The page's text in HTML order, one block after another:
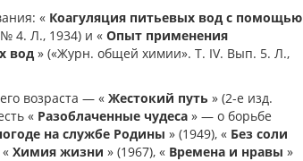
« Коагуляция питьевых вод с помощью
4. Л., 1934) и « Опыт применения
вод » («Журн. общей химии». Т. IV. Вып. 5. Л.,
возраста — « Жестокий путь » (2-е изд.
« Разоблаченные чудеса » — о борьбе
на службе Родины » (1949), « Без соли
Химия жизни » (1967), « Времена и нравы »